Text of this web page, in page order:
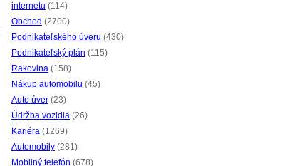
internetu (114)
Obchod (2700)
Podnikateľského úveru (430)
Podnikateľský plán (115)
Rakovina (158)
Nákup automobilu (45)
Auto úver (23)
Údržba vozidla (26)
Kariéra (1269)
Automobily (281)
Mobilný telefón (678)